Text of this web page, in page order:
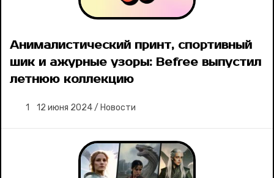
Анималистический принт, спортивный
шик и ажурные узоры: Befree выпустил
летнюю коллекцию
1 12 июня 2024/ Новости